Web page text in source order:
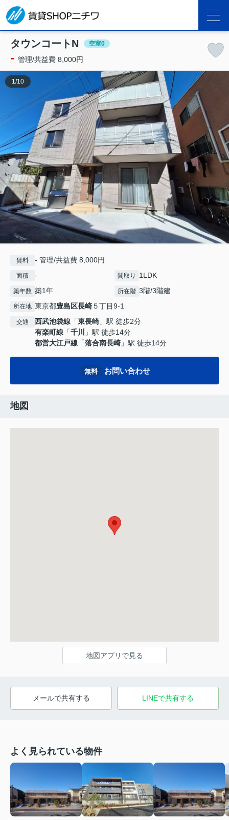
タウンコートN 空室0
- 管理/共益費 8,000円
1 /10
賃料 - 管理/共益費 8,000円
面積 - 間取り 1LDK
築年数 築1年 所在階 3階/3階建
所在地 東京都豊島区長崎５丁目9-1
交通 西武池袋線 「東長崎 」駅 徒歩2分
有楽町線 「千川
」駅 徒歩14分
都営大江戸線 「落合南長崎 」駅 徒歩14分
無料 お問い合わせ
地図
地図アプリで見る
メールで共有する LINEで共有する
よく見られている物件